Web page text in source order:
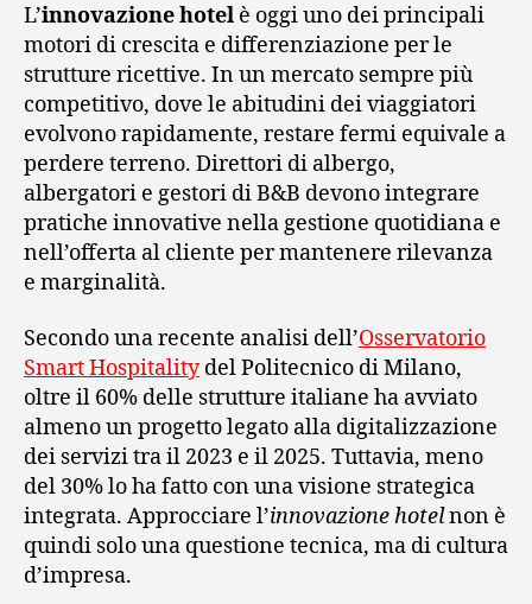
L’innovazione hotel è oggi uno dei principali
motori di crescita e differenziazione per le
strutture ricettive. In un mercato sempre più
competitivo, dove le abitudini dei viaggiatori
evolvono rapidamente, restare fermi equivale a
perdere terreno. Direttori di albergo,
albergatori e gestori di B&B devono integrare
pratiche innovative nella gestione quotidiana e
nell’offerta al cliente per mantenere rilevanza
e marginalità.
Secondo una recente analisi dell’Osservatorio
Smart Hospitalitydel Politecnico di Milano,
oltre il 60% delle strutture italiane ha avviato
almeno un progetto legato alla digitalizzazione
dei servizi tra il 2023 e il 2025. Tuttavia, meno
del 30% lo ha fatto con una visione strategica
integrata. Approcciare l’innovazione hotelnon è
quindi solo una questione tecnica, ma di cultura
d’impresa.